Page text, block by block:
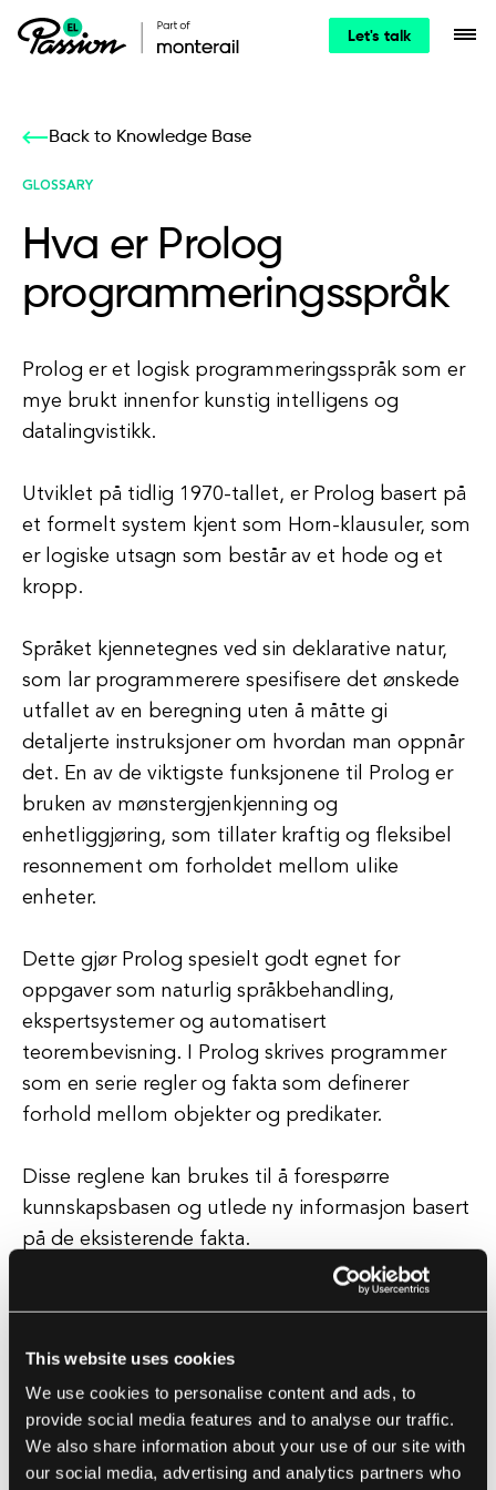
This website uses cookies
We use cookies to personalise content and ads, to
provide social media features and to analyse our traffic.
We also share information about your use of our site with
our social media, advertising and analytics partners who
Let's talk
Back to Knowledge Base
GLOSSARY
Hva er Prolog
programmeringsspråk
Prolog er et logisk programmeringsspråk som er
mye brukt innenfor kunstig intelligens og
datalingvistikk.
Utviklet på tidlig 1970-tallet, er Prolog basert på
et formelt system kjent som Horn-klausuler, som
er logiske utsagn som består av et hode og et
kropp.
Språket kjennetegnes ved sin deklarative natur,
som lar programmerere spesifisere det ønskede
utfallet av en beregning uten å måtte gi
detaljerte instruksjoner om hvordan man oppnår
det. En av de viktigste funksjonene til Prolog er
bruken av mønstergjenkjenning og
enhetliggjøring, som tillater kraftig og fleksibel
resonnement om forholdet mellom ulike
enheter.
Dette gjør Prolog spesielt godt egnet for
oppgaver som naturlig språkbehandling,
ekspertsystemer og automatisert
teorembevisning. I Prolog skrives programmer
som en serie regler og fakta som definerer
forhold mellom objekter og predikater.
Disse reglene kan brukes til å forespørre
kunnskapsbasen og utlede ny informasjon basert
på de eksisterende fakta.
Prolog-programmer kjøres av en prosess kjent
ulike stier gjennom programmet til en løsning er
funnet. Prolog brukes ofte i applikasjoner hvor
kompleks logisk resonnement kreves, som i
medisinske diagnosesystemer, automatisert